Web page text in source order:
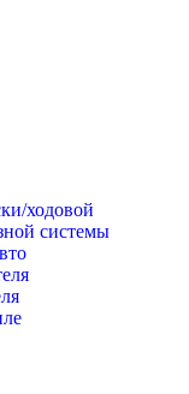
ходовой
системы